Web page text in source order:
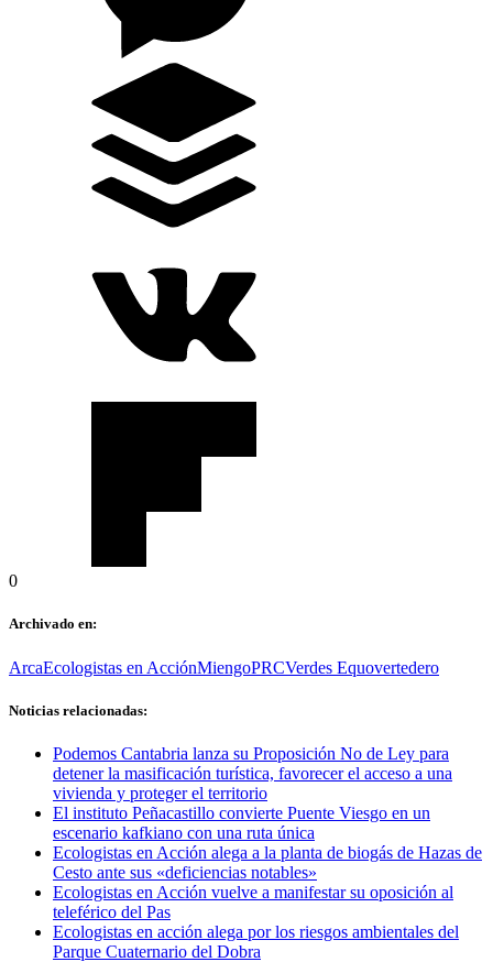
0
Archivado en:
ArcaEcologistas en AcciónMiengoPRCVerdes Equovertedero
Noticias relacionadas:
Podemos Cantabria lanza su Proposición No de Ley para
detener la masificación turística, favorecer el acceso a una
vivienda y proteger el territorio
El instituto Peñacastillo convierte Puente Viesgo en un
escenario kafkiano con una ruta única
Ecologistas en Acción alega a la planta de biogás de Hazas de
Cesto ante sus «deficiencias notables»
Ecologistas en Acción vuelve a manifestar su oposición al
teleférico del Pas
Ecologistas en acción alega por los riesgos ambientales del
Parque Cuaternario del Dobra